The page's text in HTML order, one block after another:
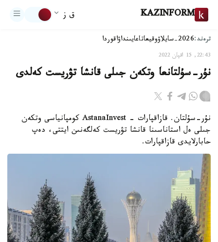
KAZINFORM ق ز
ترەند:2026-سايلاۋ وقيعاتاعايىنداۋاقوردا
22:43, 15 اقپان 2022
نۇر-سۇلتانعا وتكەن جىلى قانشا تۋريست كەلدى
نۇر-سۇلتان. قازاقپارات - AstanaInvest كومپانياسى وتكەن
جىلى ەل استاناسىنا قانشا تۋريست كەلگەنىن ايتتى، دەپ
حابارلايدى قازاقپارات.